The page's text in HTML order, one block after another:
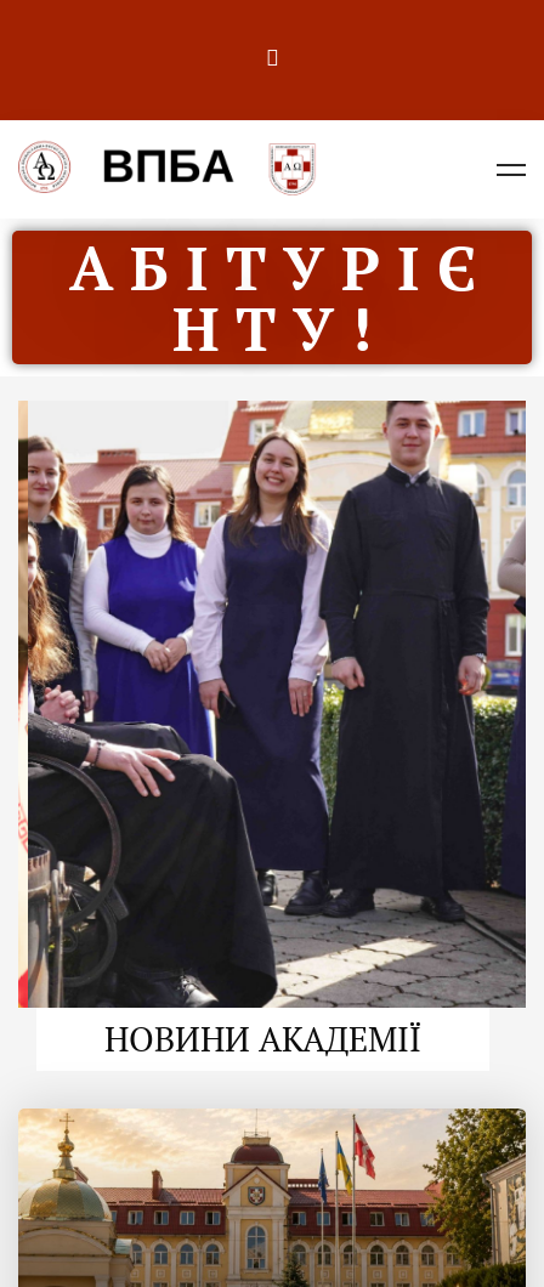
А Б І Т У Р І Є
Н Т У !
ДУХОВНО СИЛЬНІ!
ВПБА — спільнота, де
формується
покликання
Читати більше
НОВИНИ АКАДЕМІЇ